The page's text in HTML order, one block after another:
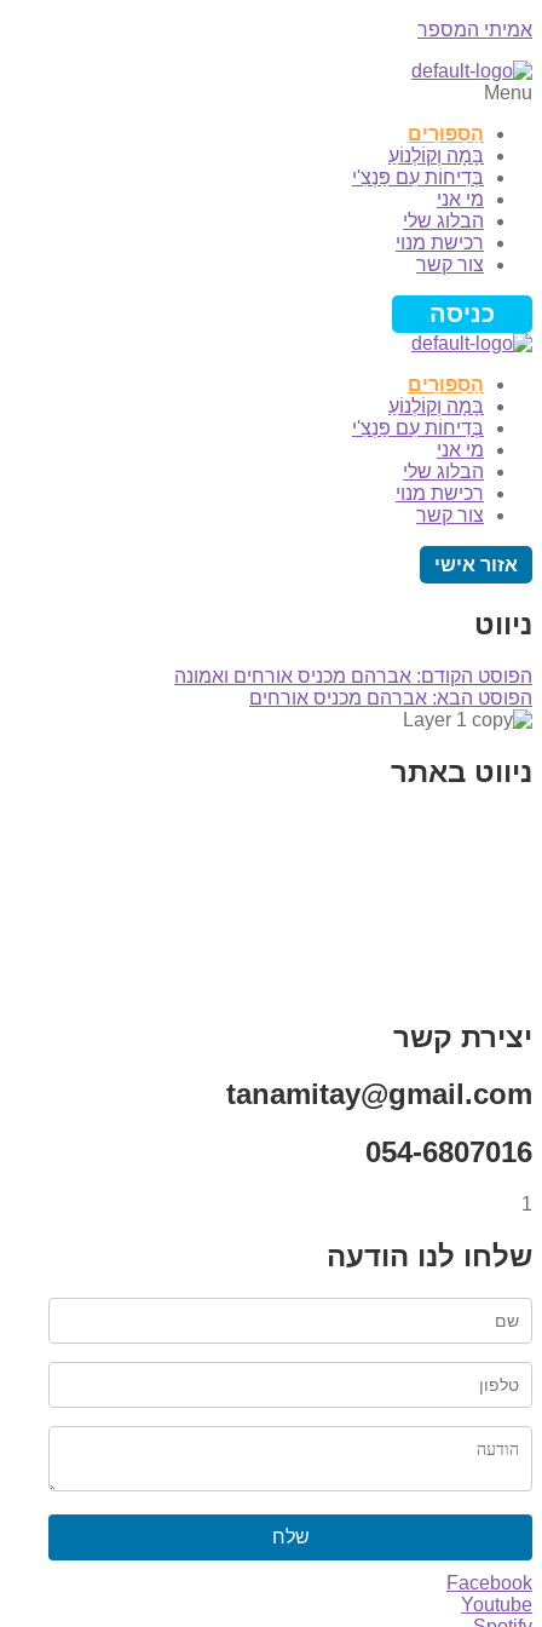
אמיתי המספר
Menu
הַסִּפּוּרִים
בָּמָה וְקוֹלְנוֹעַ
בְּדִיחוֹת עִם פַּנְצִ'י
מי אני
הבלוג שלי
רכישת מנוי
צור קשר
כניסה
הַסִּפּוּרִים
בָּמָה וְקוֹלְנוֹעַ
בְּדִיחוֹת עִם פַּנְצִ'י
מי אני
הבלוג שלי
רכישת מנוי
צור קשר
אזור אישי
ניווט
הפוסט הקודם: אברהם מכניס אורחים ואמונה
הפוסט הבא: אברהם מכניס אורחים
ניווט באתר
יצירת קשר
tanamitay@gmail.com
054-6807016
1
שלחו לנו הודעה
שלח
Facebook
Youtube